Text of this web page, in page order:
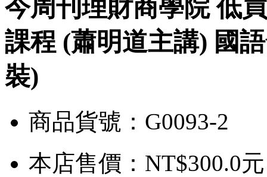
今周刊理財商學院 低
課程 (蕭明道主講) 國
裝)
商品貨號：G0093-2
本店售價： NT$300.0元